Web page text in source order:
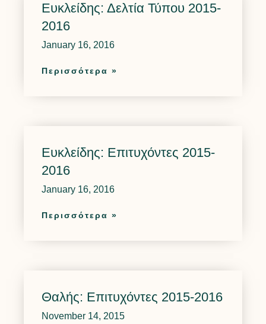
Ευκλείδης: Δελτία Τύπου 2015-
2016
January 16, 2016
Περισσότερα »
Ευκλείδης: Επιτυχόντες 2015-
2016
January 16, 2016
Περισσότερα »
Θαλής: Επιτυχόντες 2015-2016
November 14, 2015